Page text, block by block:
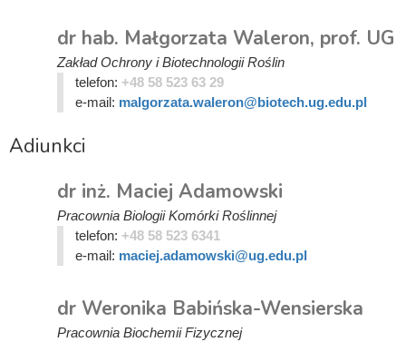
dr hab. Małgorzata Waleron, prof. UG
Zakład Ochrony i Biotechnologii Roślin
telefon: +48 58 523 63 29
e-mail: malgorzata.waleron@biotech.ug.edu.pl
Adiunkci
dr inż. Maciej Adamowski
Pracownia Biologii Komórki Roślinnej
telefon: +48 58 523 6341
e-mail: maciej.adamowski@ug.edu.pl
dr Weronika Babińska-Wensierska
Pracownia Biochemii Fizycznej